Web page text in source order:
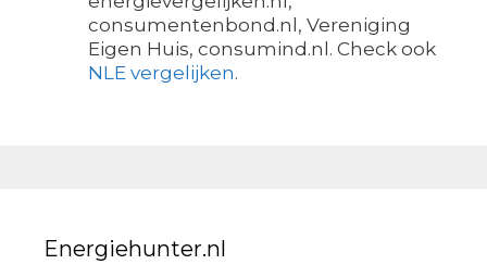
consumentenbond.nl, Vereniging
Eigen Huis, consumind.nl. Check ook
NLE vergelijken.
Energiehunter.nl